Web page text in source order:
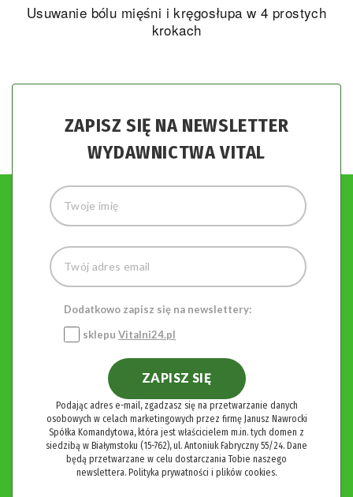
Usuwanie bólu mięśni i kręgosłupa w 4 prostych
krokach
ZAPISZ SIĘ NA NEWSLETTER
WYDAWNICTWA VITAL
Dodatkowo zapisz się na newslettery:
sklepu Vitalni24.pl
ZAPISZ SIĘ
Podając adres e-mail, zgadzasz się na przetwarzanie danych
osobowych w celach marketingowych przez firmę Janusz Nawrocki
Spółka Komandytowa, która jest właścicielem m.in. tych domen z
siedzibą w Białymstoku (15-762), ul. Antoniuk Fabryczny 55/24. Dane
będą przetwarzane w celu dostarczania Tobie naszego
newslettera. Polityka prywatności i plików cookies.